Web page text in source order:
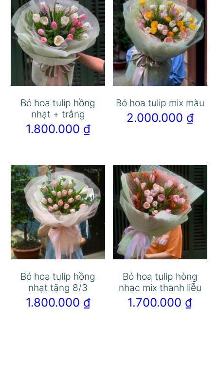
Bó hoa tulip hồng
nhạt + trắng
1.800.000 ₫
Bó hoa tulip mix màu
2.000.000 ₫
Bó hoa tulip hồng
nhạt tặng 8/3
1.800.000 ₫
Bó hoa tulip hòng
nhạc mix thanh liễu
1.700.000 ₫